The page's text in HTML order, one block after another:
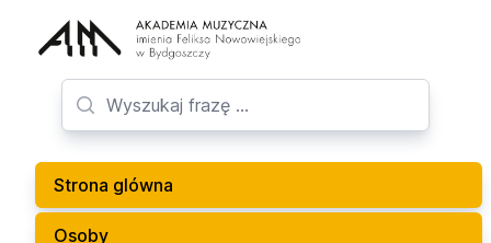
Strona glówna
Osoby